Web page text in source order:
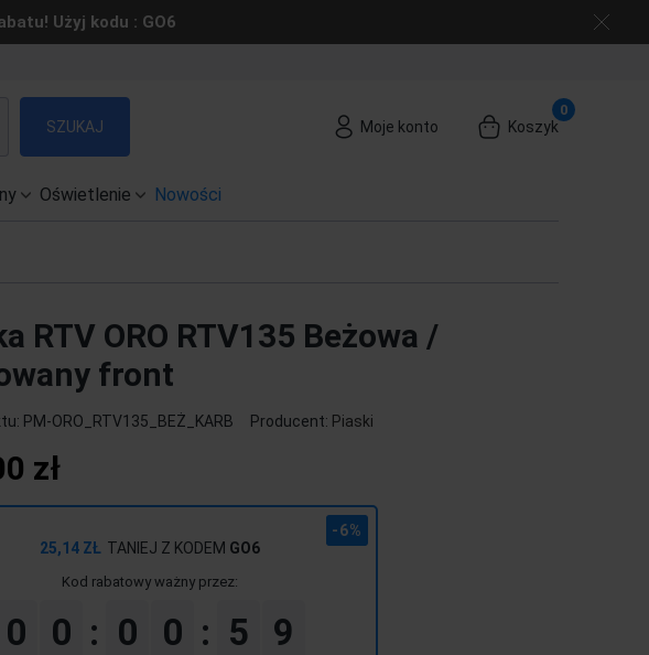
Użyj kodu : GO6
SZUKAJ Moje konto Koszyk
Oświetlenie Nowości
RTV ORO RTV135 Beżowa /
front
PM-ORO_RTV135_BEŻ_KARB Producent: Piaski
zł
25,14 ZŁ TANIEJ Z KODEM GO6
Kod rabatowy ważny przez:
-6%
0 0 : 0 0 : 5 9